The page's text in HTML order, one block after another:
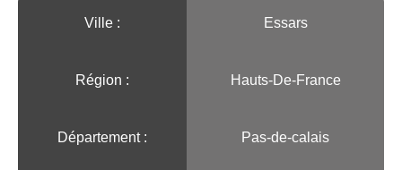
Ville :️ Essars
Région :️ Hauts-De-France
Département : Pas-de-calais